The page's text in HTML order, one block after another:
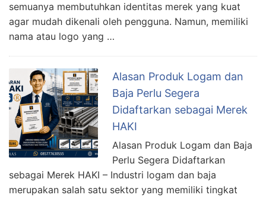
semuanya membutuhkan identitas merek yang kuat
agar mudah dikenali oleh pengguna. Namun, memiliki
nama atau logo yang …
Alasan Produk Logam dan
Baja Perlu Segera
Didaftarkan sebagai Merek
HAKI
Alasan Produk Logam dan Baja
Perlu Segera Didaftarkan
sebagai Merek HAKI – Industri logam dan baja
merupakan salah satu sektor yang memiliki tingkat